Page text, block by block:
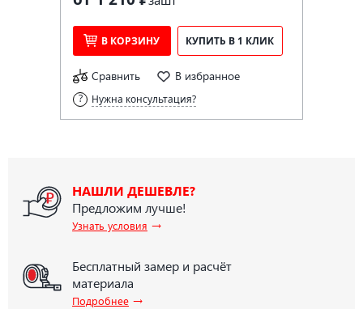
В КОРЗИНУ КУПИТЬ В 1 КЛИК
Сравнить В избранное
Нужна консультация?
НАШЛИ ДЕШЕВЛЕ?
Предложим лучше!
Узнать условия →
Бесплатный замер и расчёт
материала
Подробнее →